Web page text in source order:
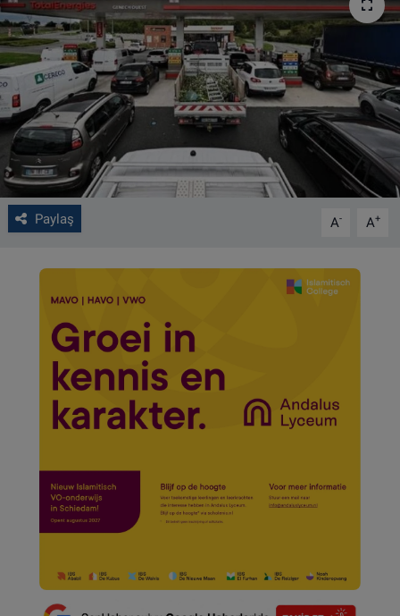
Paylaş A- A+
FOTO GALERİ
VIDEO GALERİ
ALGEMENE VOORWAARDEN
CONTACT
Çerez Politikası